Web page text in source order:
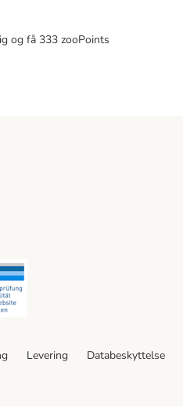
og få 333 zooPoints
Levering Databeskyttelse